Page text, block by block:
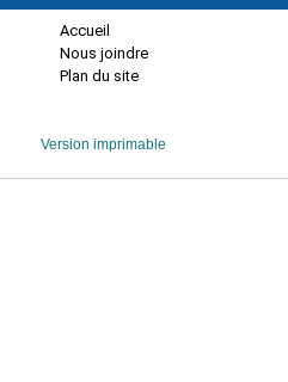
Accueil
Nous joindre
Plan du site
Version imprimable